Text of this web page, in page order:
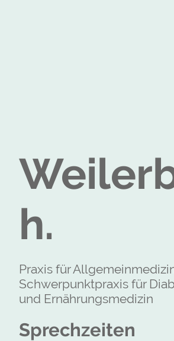
h.
Praxis für
Schwerpunktpraxis für
und Ernährungsmedizin
Sprechzeiten